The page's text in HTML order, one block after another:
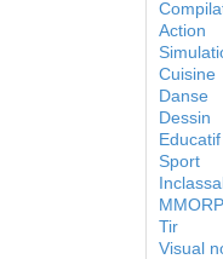
Action
Cuisine
Danse
Dessin
Educatif
Sport
Tir
Visual